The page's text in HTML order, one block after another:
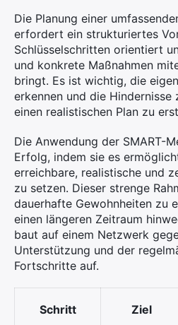
Die Planung einer
erfordert ein strukturiertes
Schlüsselschritten orientiert
und konkrete Maßnahmen
bringt. Es ist wichtig, die
erkennen und die Hindernisse
einen realistischen Plan zu
Die Anwendung der SMART-
Erfolg, indem sie es
erreichbare, realistische und
zu setzen. Dieser strenge
dauerhafte Gewohnheiten zu
einen längeren Zeitraum
baut auf einem Netzwerk
Unterstützung und der
Fortschritte auf.
Schritt Ziel